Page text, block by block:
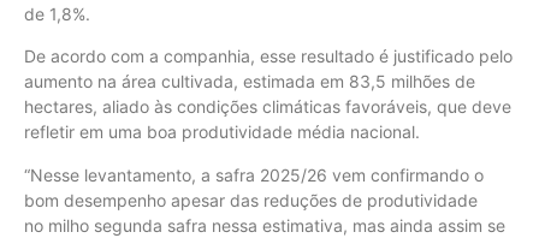
de 1,8%.
De acordo com a companhia, esse resultado é justificado pelo
aumento na área cultivada, estimada em 83,5 milhões de
hectares, aliado às condições climáticas favoráveis, que deve
refletir em uma boa produtividade média nacional.
“Nesse levantamento, a safra 2025/26 vem confirmando o
bom desempenho apesar das reduções de produtividade
no milho segunda safra nessa estimativa, mas ainda assim se